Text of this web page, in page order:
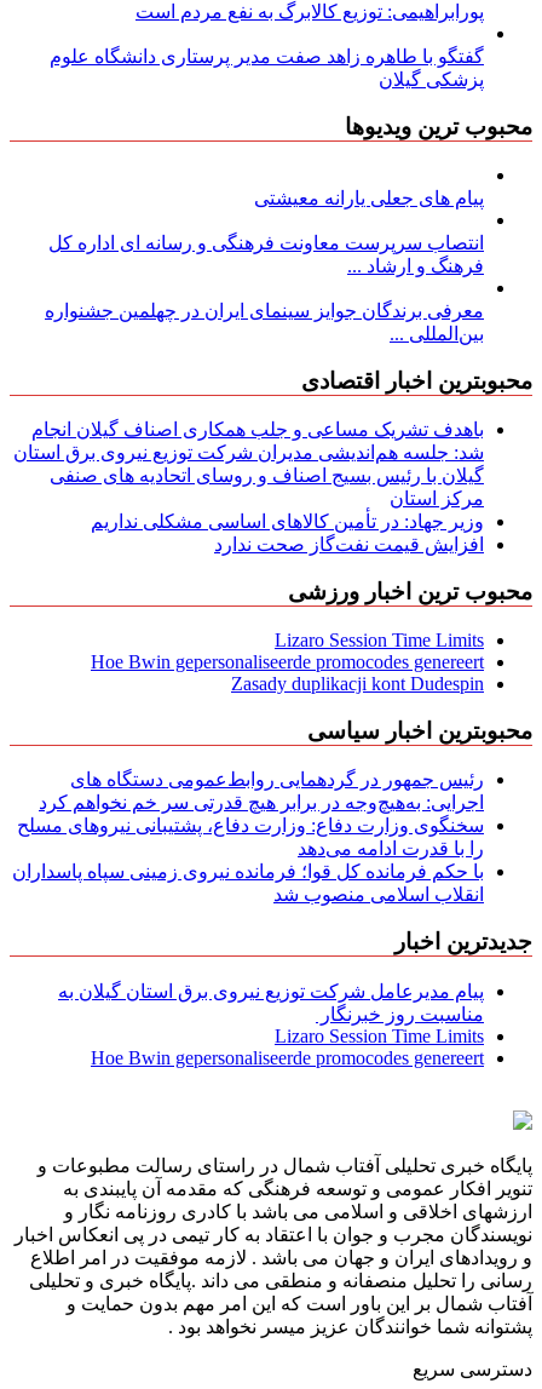
پورابراهیمی: توزیع کالابرگ به نفع مردم است
گفتگو با طاهره زاهد صفت مدیر پرستاری دانشگاه علوم
پزشکی گیلان
محبوب ترین ویدیوها
پیام های جعلی یارانه معیشتی
انتصاب سرپرست معاونت فرهنگی و رسانه ای اداره کل
فرهنگ و ارشاد ...
معرفی برندگان جوایز سینمای ایران در چهلمین جشنواره
بین‌المللی ...
محبوبترین اخبار اقتصادی
باهدف تشریک مساعی و جلب همکاری اصناف گیلان انجام
شد: جلسه هم‌اندیشی مدیران شركت توزیع نیروی برق استان
گیلان با رئیس بسیج اصناف و روسای اتحادیه های صنفی
مركز استان
وزیر جهاد: در تأمین کالاهای اساسی مشکلی نداریم
افزایش قیمت نفت‌گاز صحت ندارد
محبوب ترین اخبار ورزشی
Lizaro Session Time Limits
Hoe Bwin gepersonaliseerde promocodes genereert
Zasady duplikacji kont Dudespin
محبوبترین اخبار سیاسی
رئیس جمهور در گردهمایی روابط‌عمومی دستگاه های
اجرایی: به‌هیچ‌وجه در برابر هیچ قدرتی سر خم نخواهم کرد
سخنگوی وزارت دفاع: وزارت دفاع، پشتیبانی نیرو‌های مسلح
را با قدرت ادامه می‌دهد
با حکم فرمانده کل قوا؛ فرمانده نیروی زمینی سپاه پاسداران
انقلاب اسلامی منصوب شد
جدیدترین اخبار
پیام مدیرعامل شركت توزیع نیروی برق استان گیلان به
مناسبت روز خبرنگار ‌
Lizaro Session Time Limits
Hoe Bwin gepersonaliseerde promocodes genereert
پایگاه خبری تحلیلی آفتاب شمال در راستای رسالت مطبوعات و
تنویر افکار عمومی و توسعه فرهنگی که مقدمه آن پایبندی به
ارزشهای اخلاقی و اسلامی می باشد با کادری روزنامه نگار و
نویسندگان مجرب و جوان با اعتقاد به کار تیمی در پی انعکاس اخبار
و رویدادهای ایران و جهان می باشد . لازمه موفقیت در امر اطلاع
رسانی را تحلیل منصفانه و منطقی می داند .پایگاه خبری و تحلیلی
آفتاب شمال بر این باور است که این امر مهم بدون حمایت و
پشتوانه شما خوانندگان عزیز میسر نخواهد بود .
دسترسی سریع